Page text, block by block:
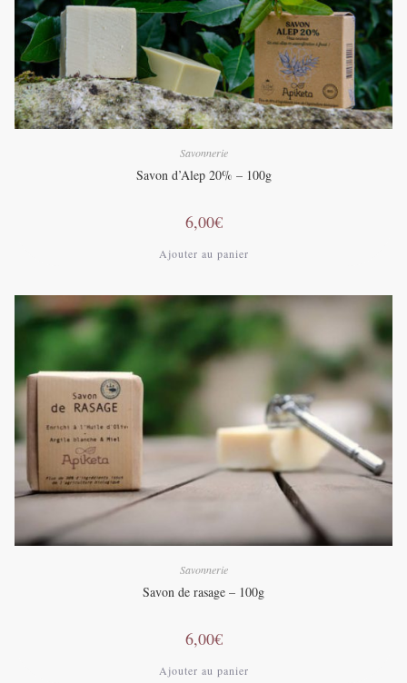
Savonnerie
Savon d’Alep 20% – 100g
6,00€
Ajouter au panier
Savonnerie
Savon de rasage – 100g
6,00€
Ajouter au panier